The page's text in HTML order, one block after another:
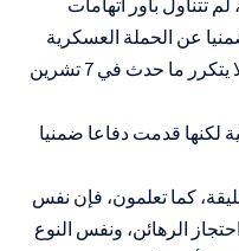
عن الحملة العسكرية
الإسرائيلية، قائلة “من المهم للغاية ألا يتكرر ما حدث في 7 تشرين
لكنها قدمت دفاعا ضمنيا
كما تعلمون، فإن نفس
الرهائن، ونفس النوع